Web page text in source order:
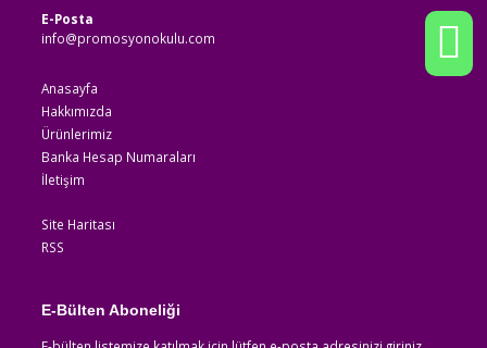
E-Posta
info@promosyonokulu.com
Anasayfa
Hakkımızda
Ürünlerimiz
Banka Hesap Numaraları
İletişim
Site Haritası
RSS
E-Bülten Aboneliği